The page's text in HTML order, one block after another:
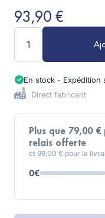
93,90 €
En stock - Expédition
Direct fabricant
Plus que 79,00
relais offerte
et 99,00 € pour la
0€